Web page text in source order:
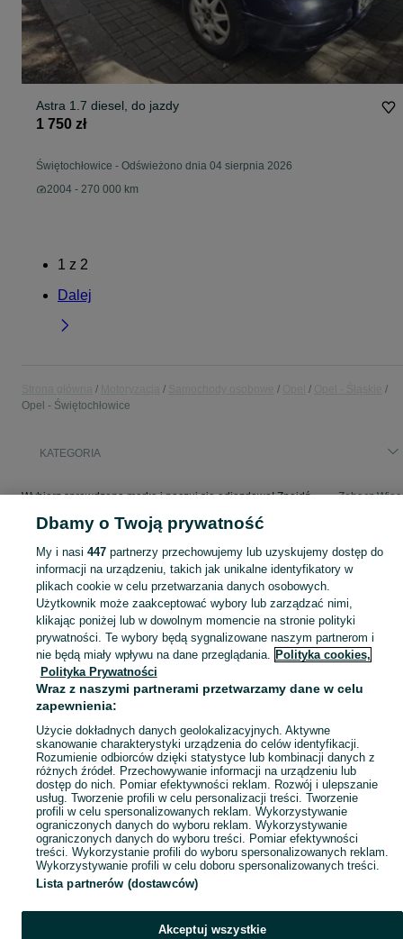
Astra 1.7 diesel, do jazdy
1 750 zł
Świętochłowice - Odświeżono dnia 04 sierpnia 2026
2004 - 270 000 km
1 z 2
Dalej
Opel - Świętochłowice
KATEGORIA
Wybierz sprawdzoną markę i poczuj się odjazdowo! Znajdź wymarzony samochód w kategorii Opel na OLX - Świętochłowice i okolice! Zobacz
Mapa miejscowości
Mapa ministron
Popularne wyszukiwania
Dbamy o Twoją prywatność
My i nasi 447partnerzy przechowujemy lub uzyskujemy dostęp do
informacji na urządzeniu, takich jak unikalne identyfikatory w
plikach cookie w celu przetwarzania danych osobowych.
Użytkownik może zaakceptować wybory lub zarządzać nimi,
klikając poniżej lub w dowolnym momencie na stronie polityki
prywatności. Te wybory będą sygnalizowane naszym partnerom i
nie będą miały wpływu na dane przeglądania. Polityka cookies,
Polityka Prywatności
Wraz z naszymi partnerami przetwarzamy dane w celu
zapewnienia:
Użycie dokładnych danych geolokalizacyjnych. Aktywne
skanowanie charakterystyki urządzenia do celów identyfikacji.
Rozumienie odbiorców dzięki statystyce lub kombinacji danych z
różnych źródeł. Przechowywanie informacji na urządzeniu lub
dostęp do nich. Pomiar efektywności reklam. Rozwój i ulepszanie
usług. Tworzenie profili w celu personalizacji treści. Tworzenie
profili w celu spersonalizowanych reklam. Wykorzystywanie
ograniczonych danych do wyboru reklam. Wykorzystywanie
ograniczonych danych do wyboru treści. Pomiar efektywności
treści. Wykorzystanie profili do wyboru spersonalizowanych reklam.
Wykorzystywanie profili w celu doboru spersonalizowanych treści.
Lista partnerów (dostawców)
Akceptuj wszystkie